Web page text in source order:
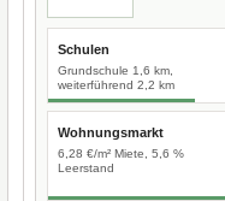
Schulen
Grundschule 1,6 km,
weiterführend 2,2 km
Wohnungsmarkt
6,28 €/m² Miete, 5,6 %
Leerstand